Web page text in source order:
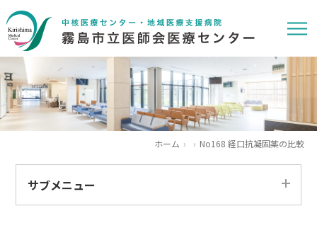
ホーム No168 経口抗凝固薬の比較
サブメニュー